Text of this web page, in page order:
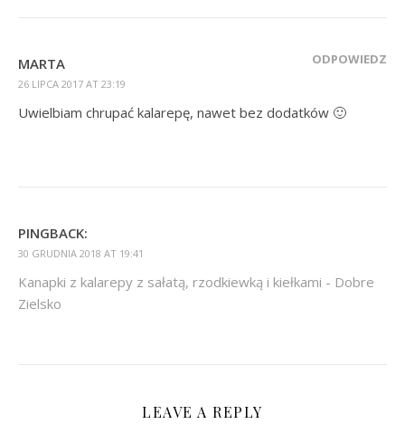
MARTA
26 LIPCA 2017 AT 23:19
ODPOWIEDZ
Uwielbiam chrupać kalarepę, nawet bez dodatków 🙂
PINGBACK:
30 GRUDNIA 2018 AT 19:41
Kanapki z kalarepy z sałatą, rzodkiewką i kiełkami - Dobre
Zielsko
LEAVE A REPLY